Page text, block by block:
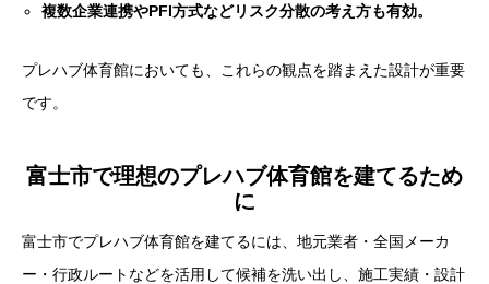
複数企業連携やPFI方式などリスク分散の考え方も有効。
プレハブ体育館においても、これらの観点を踏まえた設計が重要
です。
富士市で理想のプレハブ体育館を建てるため
に
富士市でプレハブ体育館を建てるには、地元業者・全国メーカ
ー・行政ルートなどを活用して候補を洗い出し、施工実績・設計